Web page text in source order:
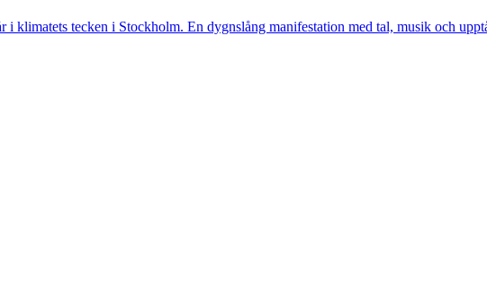
i klimatets tecken i Stockholm. En dygnslång manifestation med tal, musik och